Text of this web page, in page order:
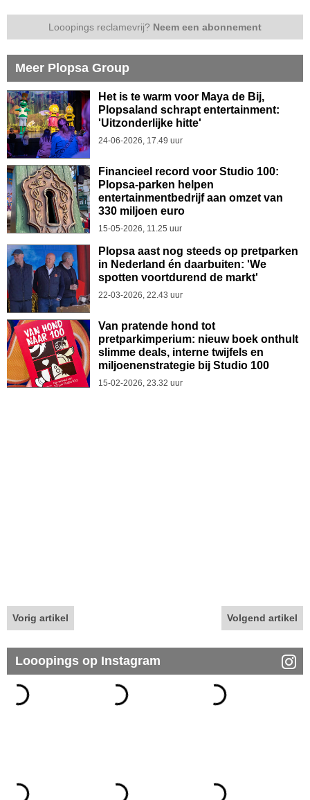
Looopings reclamevrij? Neem een abonnement
Meer Plopsa Group
Het is te warm voor Maya de Bij,
Plopsaland schrapt entertainment:
'Uitzonderlijke hitte'
24-06-2026, 17.49 uur
Financieel record voor Studio 100:
Plopsa-parken helpen
entertainmentbedrijf aan omzet van
330 miljoen euro
15-05-2026, 11.25 uur
Plopsa aast nog steeds op pretparken
in Nederland én daarbuiten: 'We
spotten voortdurend de markt'
22-03-2026, 22.43 uur
Van pratende hond tot
pretparkimperium: nieuw boek onthult
slimme deals, interne twijfels en
miljoenenstrategie bij Studio 100
15-02-2026, 23.32 uur
Vorig artikel Volgend artikel
Looopings op Instagram